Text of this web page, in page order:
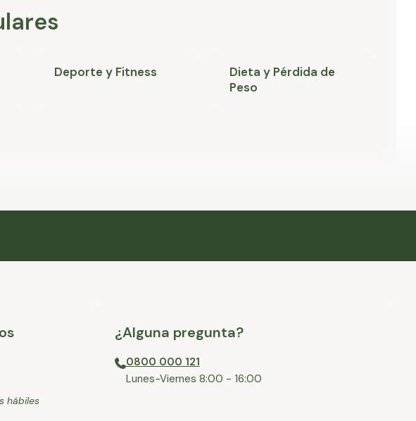
Deporte y Fitness
Dieta y Pérdida de
Peso
hábiles
¿Alguna pregunta?
0800 000 121
⁠Lunes-Viernes 8:00 - 16:00